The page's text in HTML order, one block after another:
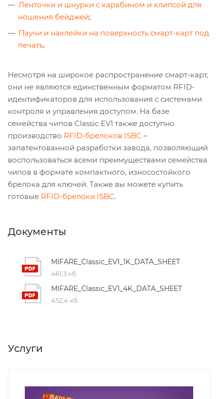
Ленточки и шнурки с карабином и клипсой для
ношения бейджей;
Паучи и наклейки на поверхность смарт-карт под
печать.
Несмотря на широкое распространение смарт-карт,
они не являются единственным форматом RFID-
идентификаторов для использования с системами
контроля и управления доступом. На базе
семейства чипов Classic EV1 также доступно
производство RFID-брелоков ISBC –
запатентованной разработки завода, позволяющий
воспользоваться всеми преимуществами семейства
чипов в формате компактного, износостойкого
брелока для ключей. Также вы можете купить
готовые RFID-брелоки ISBC.
Документы
MIFARE_Classic_EV1_1K_DATA_SHEET
461,3 кб
MIFARE_Classic_EV1_4K_DATA_SHEET
452,4 кб
Услуги